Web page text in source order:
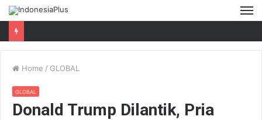
Home / GLOBAL
GLOBAL
Donald Trump Dilantik, Pria